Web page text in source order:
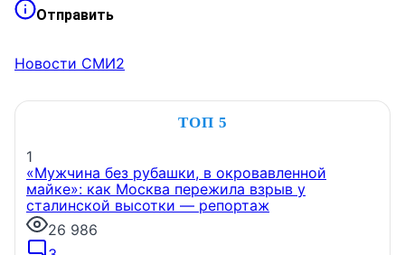
Отправить
Новости СМИ2
ТОП 5
1
«Мужчина без рубашки, в окровавленной
майке»: как Москва пережила взрыв у
сталинской высотки — репортаж
26 986